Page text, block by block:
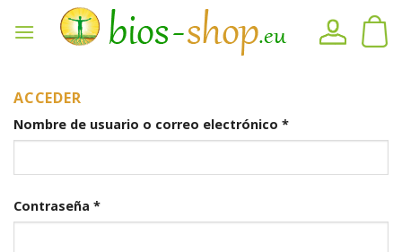
ACCEDER
Nombre de usuario o correo electrónico *
Contraseña *